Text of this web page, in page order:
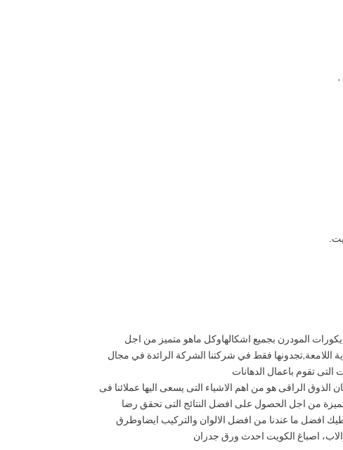
,
المودرن بجميع اشكالهاوكل ماهو متميز من اجل
اللامعة,تجدونها فقط في شركتنا الشركة الرائدة في مجال
تقوم باعمال الدهانات
الذوق الراقى هو من اهم الاشياء التى يسعى اليها عملائنا فى
من اجل الحصول على افضل النتائج التى تحقق رضا
افضل ما عندنا من افضل الالوان والتركيب ايضاوطرق
اصباغ الكويت احدث ورق جدران